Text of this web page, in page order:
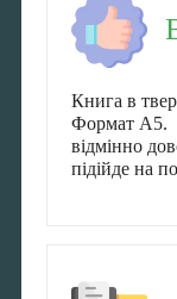
Книга в
Формат А5.
відмінно
підійде на